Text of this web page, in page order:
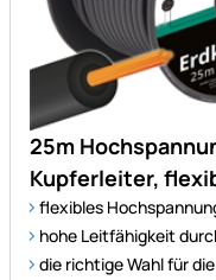
25m
Kupferleiter,
flexibles
hohe Leitfähigkeit
die richtige Wahl für